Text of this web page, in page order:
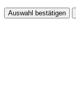
Auswahl bestätigen